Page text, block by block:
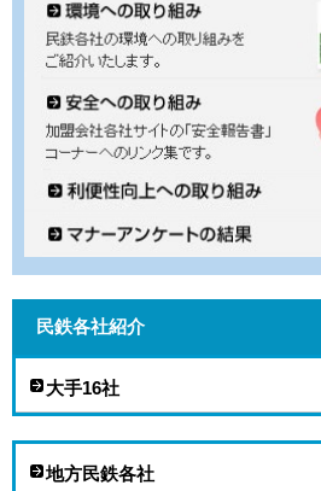
民鉄各社紹介
大手16社
地方民鉄各社